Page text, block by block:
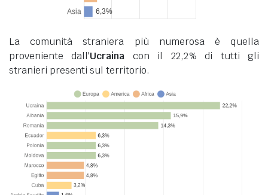
La comunità straniera più numerosa è quella
proveniente dall'Ucraina con il 22,2% di tutti gli
stranieri presenti sul territorio.